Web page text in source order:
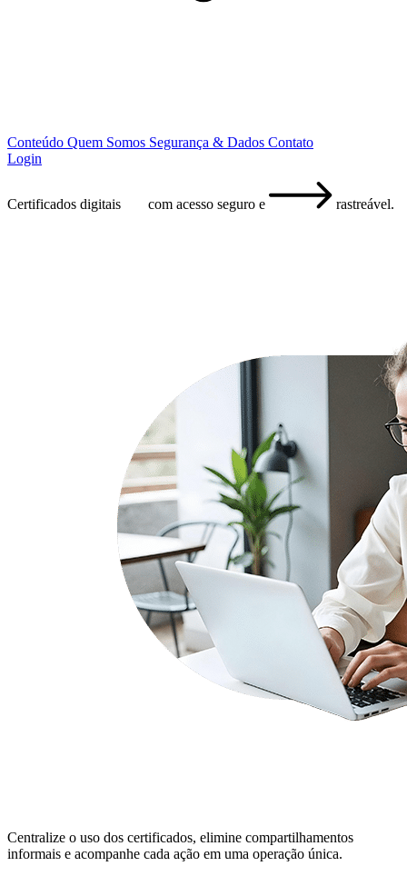
Conteúdo Quem Somos Segurança & Dados Contato
Login
Certificados digitais com acesso seguro e rastreável.
Centralize o uso dos certificados, elimine compartilhamentos
informais e acompanhe cada ação em uma operação única.